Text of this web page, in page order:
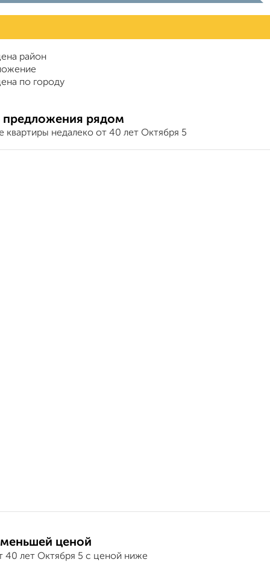
район
по городу
рядом
квартиры недалеко от 40 лет Октября 5
ценой
40 лет Октября 5 с ценой ниже